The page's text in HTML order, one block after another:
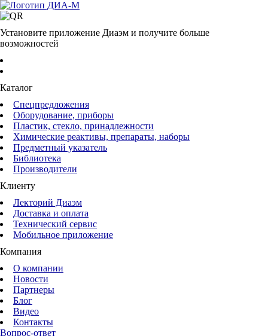
Установите приложение Диаэм и получите больше
возможностей
Каталог
Спецпредложения
Оборудование, приборы
Пластик, стекло, принадлежности
Химические реактивы, препараты, наборы
Предметный указатель
Библиотека
Производители
Клиенту
Лекторий Диаэм
Доставка и оплата
Технический сервис
Мобильное приложение
Компания
О компании
Новости
Партнеры
Блог
Видео
Контакты
Вопрос-ответ